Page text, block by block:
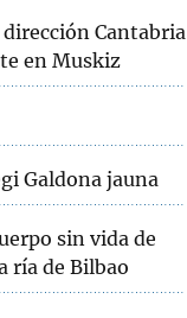
Cantabria
en Muskiz
Galdona jauna
sin vida de
ría de Bilbao